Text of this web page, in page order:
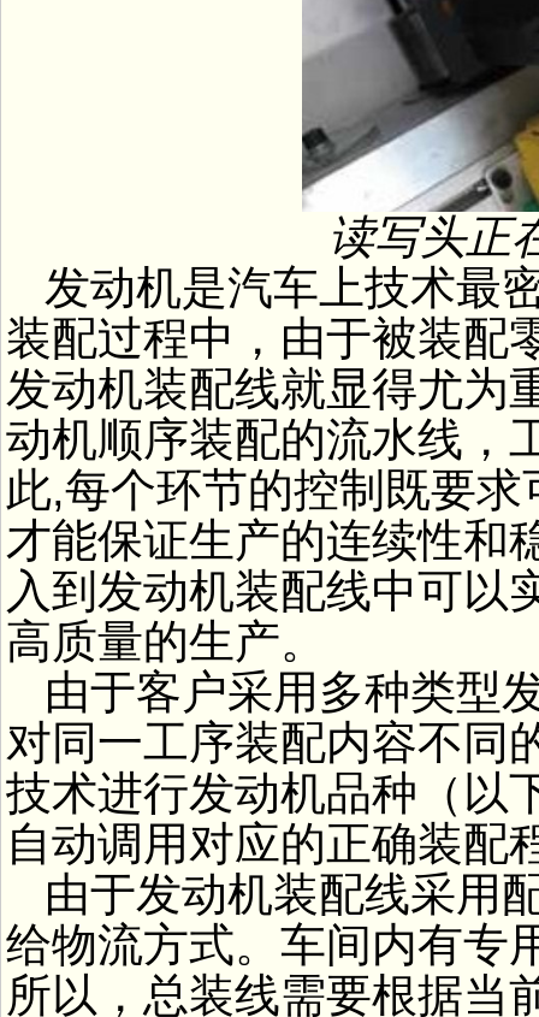
读写头正
发动机是汽车上技术最
装配过程中，由于被装配
发动机装配线就显得尤为
动机顺序装配的流水线，
此,每个环节的控制既要
才能保证生产的连续性和
入到发动机装配线中可以
高质量的生产。
由于客户采用多种类型
对同一工序装配内容不同
技术进行发动机品种（以
自动调用对应的正确装配
由于发动机装配线采用
给物流方式。车间内有专
所以，总装线需要根据当